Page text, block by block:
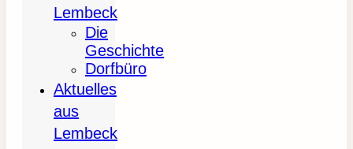
Lembeck
Die
Geschichte
Dorfbüro
Aktuelles
aus
Lembeck